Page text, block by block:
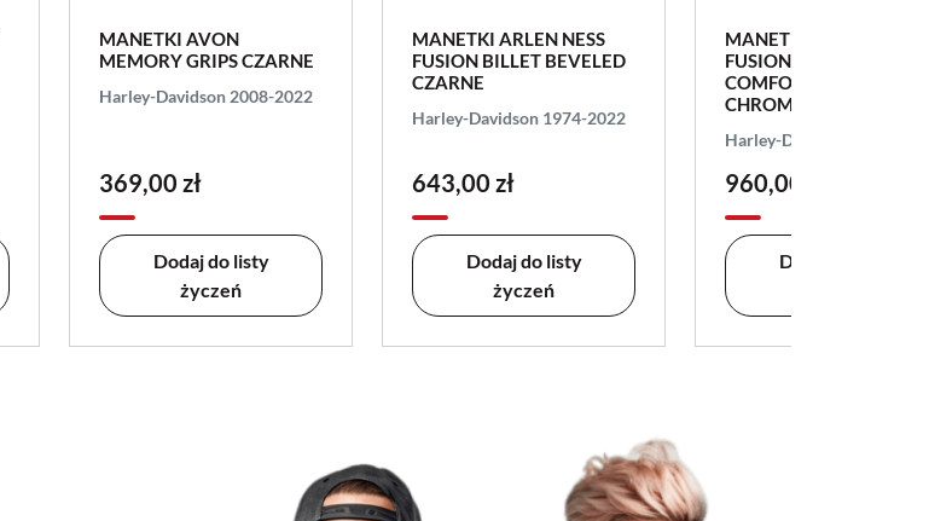
MANETKI AVON
MEMORY GRIPS CZARNE
Harley-Davidson 2008-2022
369,00 zł
Dodaj do listy
życzeń
MANETKI ARLEN NESS
FUSION BILLET BEVELED
CZARNE
Harley-Davidson 1974-2022
643,00 zł
Dodaj do listy
życzeń
MANETKI ARLEN NESS
FUSION BILLET DEEP
COMFORT
CHROMOWANE
Harley-Davidson 2008-
960,00 zł
Dodaj do listy